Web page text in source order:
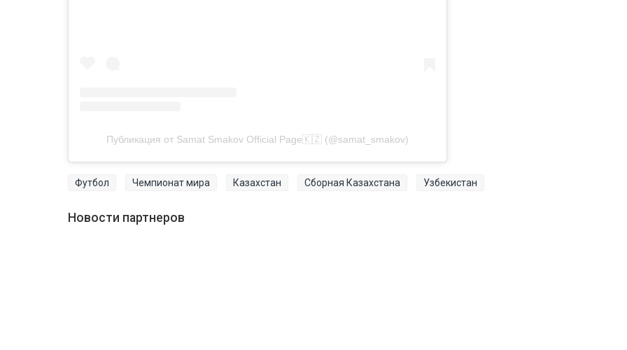
Публикация от Samat Smakov Official Page🇰🇿 (@samat_smakov)
Футбол Чемпионат мира Казахстан Сборная Казахстана Узбекистан
Новости партнеров